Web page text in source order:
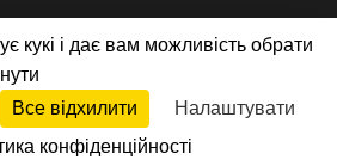
cookies|Privacy policy
систем. All rights reserved.
кукі і дає вам можливість обрати
Все відхилити
Налаштувати
конфіденційності